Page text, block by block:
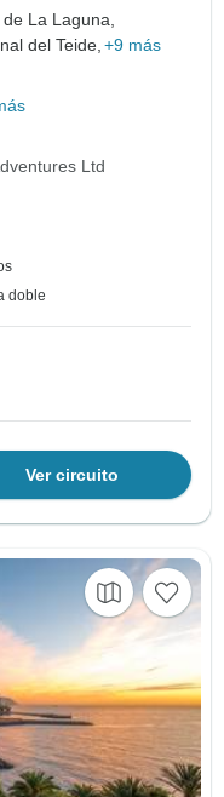
La Laguna,
del Teide, +9 más
Ltd
doble
Ver circuito